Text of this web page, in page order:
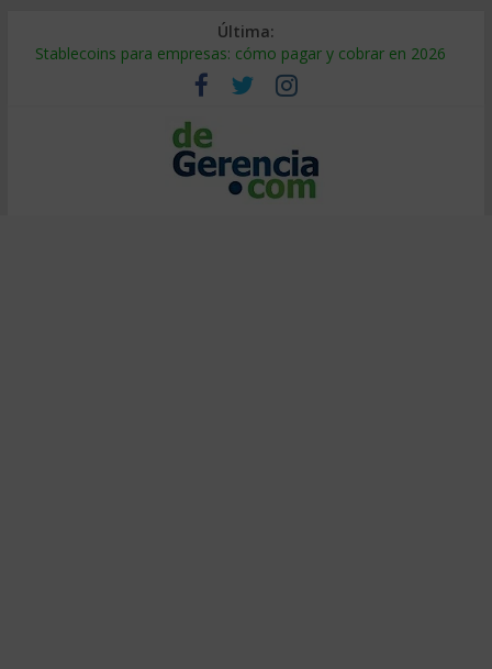
Última:
Stablecoins para empresas: cómo pagar y cobrar en 2026
Despido silencioso: qué es y por qué sale tan caro
IA en selección de personal: cómo auditarla a tiempo
Trabajo forzoso en la cadena de suministro: qué hacer
Mercado hispano de EE. UU.: cómo segmentarlo y venderle